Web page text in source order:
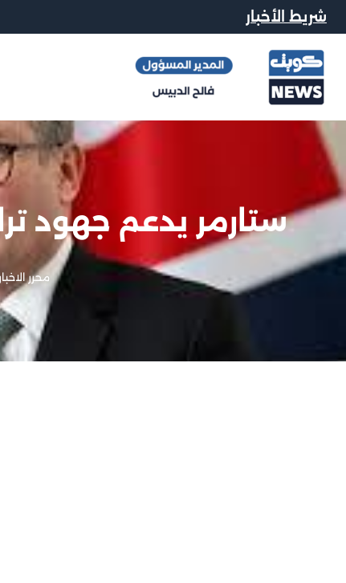
شريط الأخبار
ستارمر يدعم جهود
محرر الاخبار